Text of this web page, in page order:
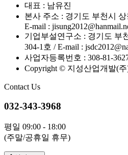
대표 : 남유진
본사 주소 : 경기도 부천시
E-mail :
기업부설연구소 : 경기도 부
304-1호 / E-mail :
사업자등록번호 : 308-81-
Copyright © 지성산업개발(주
Contact Us
032-343-3968
평일 09:00 - 18:00
(주말/공휴일 휴무)